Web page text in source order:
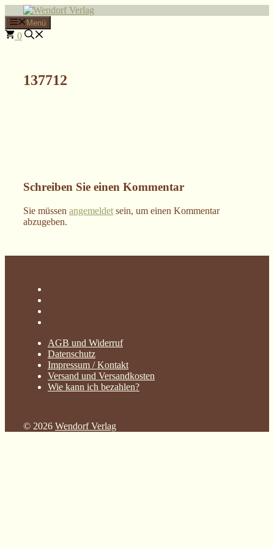
Inhalt
springen
Menü
0
137712
Schreiben Sie einen Kommentar
Sie müssen angemeldet sein, um einen Kommentar
abzugeben.
AGB und Widerruf
Datenschutz
Impressum / Kontakt
Versand und Versandkosten
Wie kann ich bezahlen?
© 2026 Wendorf Verlag